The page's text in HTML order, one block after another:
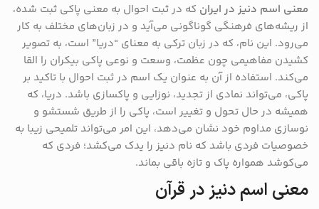
معنی اسم دنیز در ایران که در ثبت احوال به معنی پاکی ثبت شده،
از ریشه‌های فرهنگی گوناگونی می‌آید و در زبان‌های مختلف به کار
می‌رود. این نام، که در زبان ترکی به معنای “دریا” است، به تصویر
کشیدن مفاهیمی چون عظمت، وسعت و نوعی پاکی بیکران را القا
می‌کند. استفاده از آن به عنوان یک اسم در ثبت احوال با تاکید بر
پاکی، می‌تواند نمادی از تجدید، نوزایی و پاکسازی باشد. دریا، که
همیشه در حال تحول و تغییر است، پاکی را از طریق شستشو و
نوسازی مداوم خود نشان می‌دهد، این امر می‌تواند تلمیحی زیبا به
خصوصیات فردی باشد که نام دنیز را یدک می‌کشد؛ فردی که
می‌کوشد همواره پاک و تازه باقی بماند.
معنی اسم دنیز در قرآن